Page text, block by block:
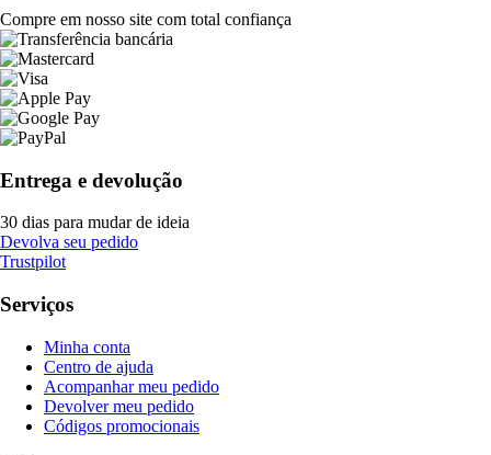
Compre em nosso site com total confiança
Entrega e devolução
30 dias para mudar de ideia
Devolva seu pedido
Trustpilot
Serviços
Minha conta
Centro de ajuda
Acompanhar meu pedido
Devolver meu pedido
Códigos promocionais